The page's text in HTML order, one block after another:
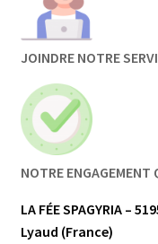
JOINDRE NOTRE
NOTRE ENGAGEMENT
LA FÉE SPAGYRIA –
Lyaud (France)